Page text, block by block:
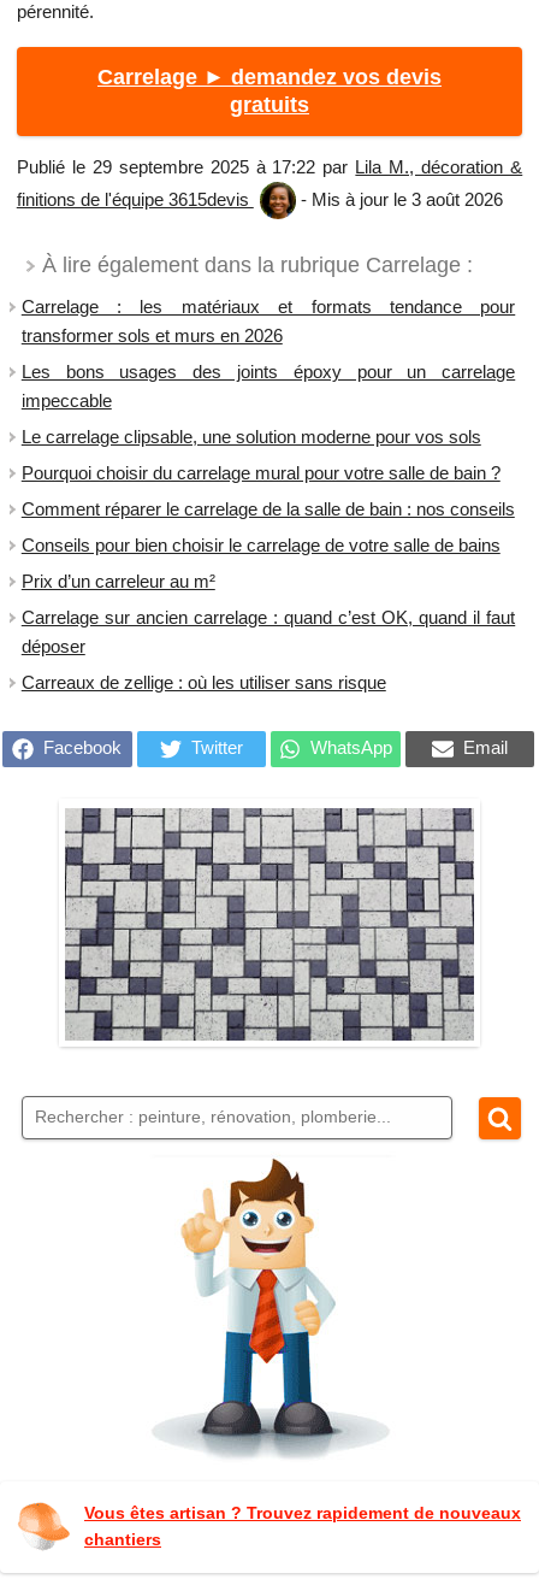
pérennité.
Carrelage ► demandez vos devis
gratuits
Publié le 29 septembre 2025 à 17:22 par Lila M., décoration &
finitions de l'équipe 3615devis
- Mis à jour le 3 août 2026
À lire également dans la rubrique Carrelage :
Carrelage : les matériaux et formats tendance pour
transformer sols et murs en 2026
Les bons usages des joints époxy pour un carrelage
impeccable
Le carrelage clipsable, une solution moderne pour vos sols
Pourquoi choisir du carrelage mural pour votre salle de bain ?
Comment réparer le carrelage de la salle de bain : nos conseils
Conseils pour bien choisir le carrelage de votre salle de bains
Prix d’un carreleur au m²
Carrelage sur ancien carrelage : quand c’est OK, quand il faut
déposer
Carreaux de zellige : où les utiliser sans risque
Facebook Twitter WhatsApp Email
Vous êtes artisan ? Trouvez rapidement de nouveaux
chantiers